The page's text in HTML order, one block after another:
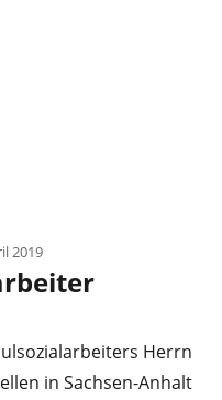
2019
Herrn
in Sachsen-Anhalt